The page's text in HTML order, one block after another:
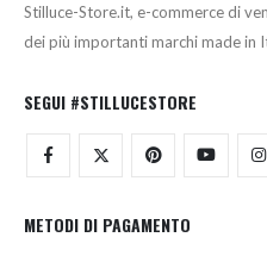
Stilluce-Store.it, e-commerce di
dei più importanti marchi made in
SEGUI #STILLUCESTORE
METODI DI PAGAMENTO